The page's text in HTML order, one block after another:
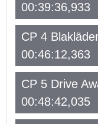
00:39:36,933
CP 4
00:46:12,363
CP 5 Drive
00:48:42,035